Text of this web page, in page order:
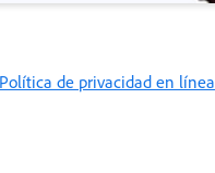
Política de privacidad en línea